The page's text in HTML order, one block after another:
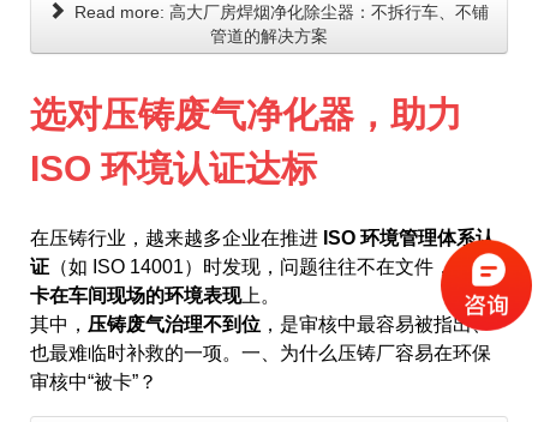
Read more: 高大厂房焊烟净化除尘器：不拆行车、不铺
管道的解决方案
选对压铸废气净化器，助力
ISO 环境认证达标
在压铸行业，越来越多企业在推进 ISO 环境管理体系认
证 （如 ISO 14001）时发现，问题往往不在文件，而是
卡在车间现场的环境表现上。
其中， 压铸废气治理不到位 ，是审核中最容易被指出、
也最难临时补救的一项。一、为什么压铸厂容易在环保
审核中“被卡”？